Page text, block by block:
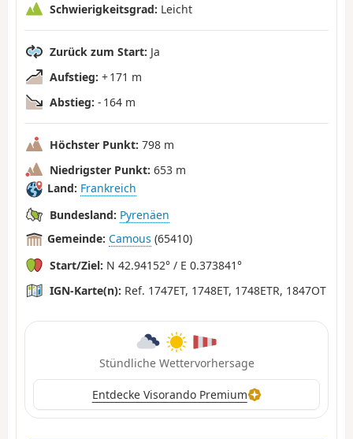
Schwierigkeitsgrad: Leicht
Zurück zum Start: Ja
Aufstieg: + 171 m
Abstieg: - 164 m
Höchster Punkt: 798 m
Niedrigster Punkt: 653 m
Land: Frankreich
Bundesland: Pyrenäen
Gemeinde: Camous (65410)
Start/Ziel: N 42.94152° / E 0.373841°
IGN-Karte(n): Ref. 1747ET, 1748ET, 1748ETR, 1847OT
Stündliche Wettervorhersage
Entdecke Visorando Premium